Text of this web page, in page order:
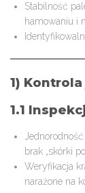
Stabilność
hamowaniu i
1)
1.1
brak „skórki
Weryfikacja
narażone na